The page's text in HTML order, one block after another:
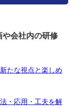
会社内の研修
たな視点と楽しめ
・応用・工夫を解